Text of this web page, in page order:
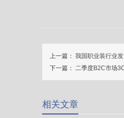
上一篇： 我国职业装行业
下一篇： 二季度B2C市场
相关文章